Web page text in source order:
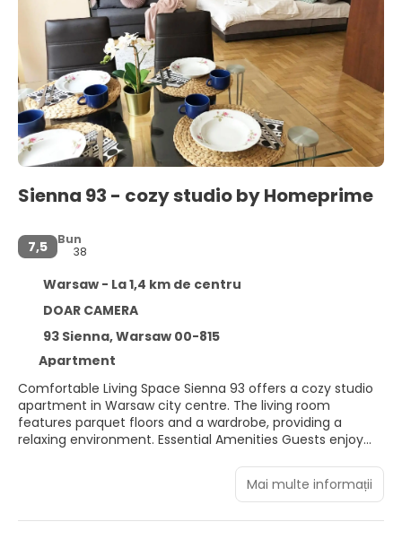
Sienna 93 - cozy studio by Homeprime
7,5
Bun
38
Warsaw - La 1,4 km de centru
DOAR CAMERA
93 Sienna, Warsaw 00-815
Apartment
Comfortable Living Space Sienna 93 offers a cozy studio
apartment in Warsaw city centre. The living room
features parquet floors and a wardrobe, providing a
relaxing environment. Essential Amenities Guests enjoy
apartment includes a lift for easy access. Prime Location
Located 19 minutes from Warsaw Central Railway Station
and 1 km from Złote Tarasy Shopping Centre. Nearby
attractions include the Warsaw Uprising Museum and
Mai multe informații